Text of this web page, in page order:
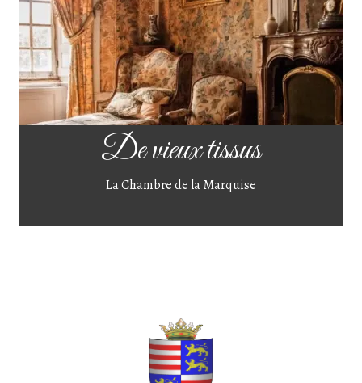
De vieux tissus
La Chambre de la Marquise